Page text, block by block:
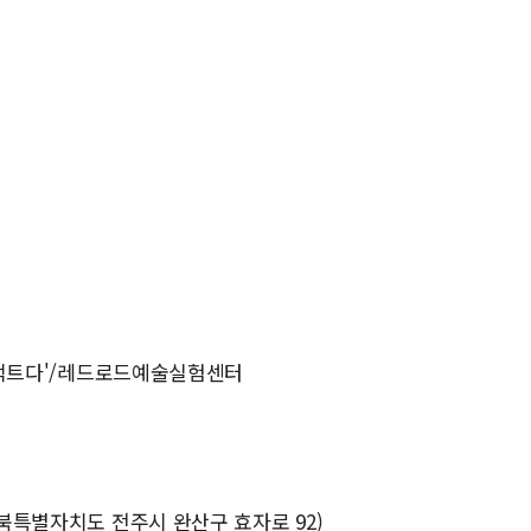
다'/레드로드예술실험센터
별자치도 전주시 완산구 효자로 92)